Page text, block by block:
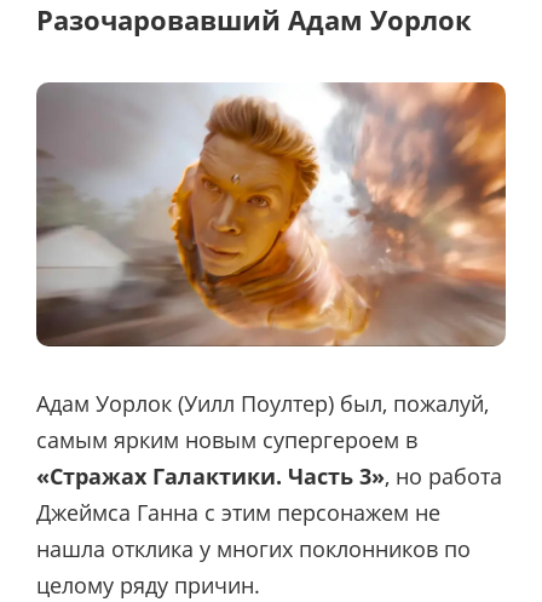
Разочаровавший Адам Уорлок
Адам Уорлок (Уилл Поултер) был, пожалуй,
самым ярким новым супергероем в
«Стражах Галактики. Часть 3», но работа
Джеймса Ганна с этим персонажем не
нашла отклика у многих поклонников по
целому ряду причин.